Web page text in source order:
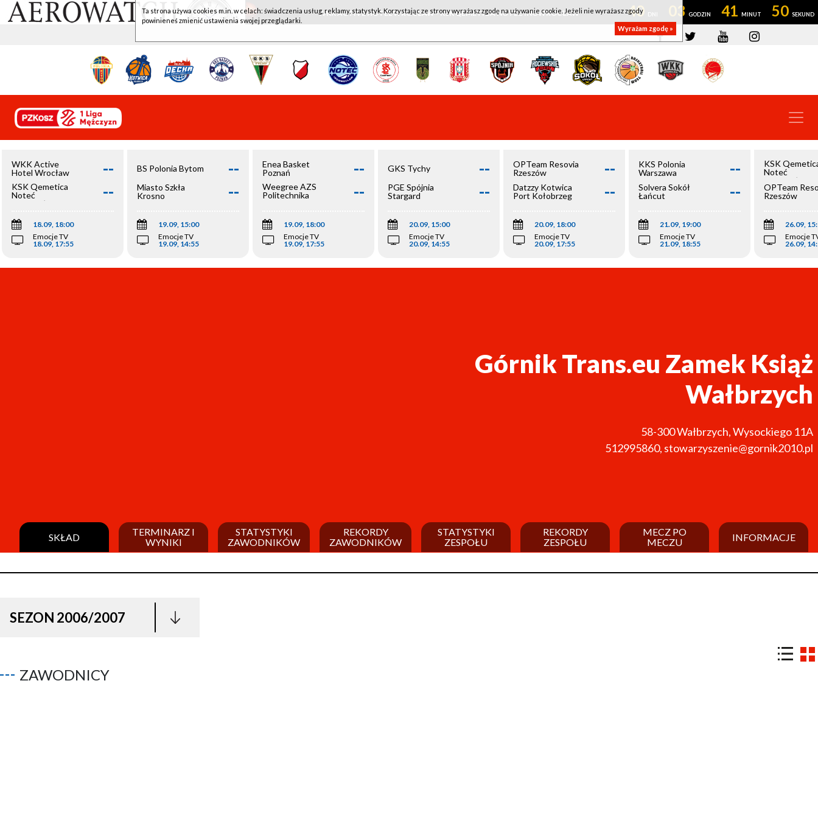
WKK ACTIVE HOTEL WROCŁAW - KSK QEMETICA NOTEĆ INOWROCŁAW 40 03 41 50
WKK Active
Hotel Wrocław
--
KSK Qemetica
Noteć
Inowrocław
--
18.09, 18:00
Emocje TV
18.09, 17:55
BS Polonia Bytom --
Miasto Szkła
Krosno
--
19.09, 15:00
Emocje TV
19.09, 14:55
Enea Basket
Poznań
--
Weegree AZS
Politechnika
--
19.09, 18:00
Emocje TV
19.09, 17:55
GKS Tychy --
PGE Spójnia
Stargard
--
20.09, 15:00
Emocje TV
20.09, 14:55
OPTeam Resovia
Rzeszów
--
Datzzy Kotwica
Port Kołobrzeg
--
20.09, 18:00
Emocje TV
20.09, 17:55
KKS Polonia
Warszawa
--
Solvera Sokół
Łańcut
--
21.09, 19:00
Emocje TV
21.09, 18:55
KSK
Noteć
Inowrocław
OPTeam
Rzeszów
26.09,
Emocje
26.09,
Górnik Trans.eu Zamek Książ
Wałbrzych
58-300Wałbrzych,Wysockiego 11A
512995860, stowarzyszenie@gornik2010.pl
SKŁAD
TERMINARZ I
WYNIKI
STATYSTYKI
ZAWODNIKÓW
REKORDY
ZAWODNIKÓW
STATYSTYKI
ZESPOŁU
REKORDY
ZESPOŁU
MECZ PO
MECZU
INFORMACJE
SEZON 2006/2007
ZAWODNICY
Ta strona używa cookies m.in. w celach: świadczenia usług, reklamy, statystyk. Korzystając ze strony wyrażasz zgodę na używanie cookie. Jeżeli nie wyrażasz zgody
powinieneś zmienić ustawienia swojej przeglądarki.
Wyrażam zgodę »